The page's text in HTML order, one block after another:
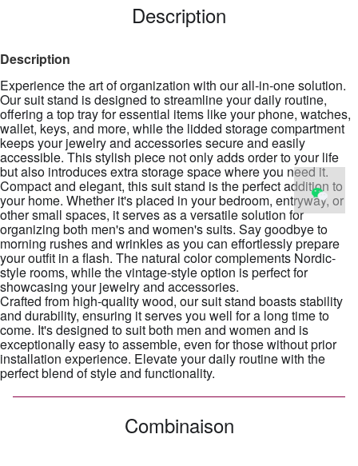
Description
Description
Experience the art of organization with our all-in-one solution.
Our suit stand is designed to streamline your daily routine,
offering a top tray for essential items like your phone, watches,
wallet, keys, and more, while the lidded storage compartment
keeps your jewelry and accessories secure and easily
accessible. This stylish piece not only adds order to your life
but also introduces extra storage space where you need it.
Compact and elegant, this suit stand is the perfect addition to
your home. Whether it's placed in your bedroom, entryway, or
other small spaces, it serves as a versatile solution for
organizing both men's and women's suits. Say goodbye to
morning rushes and wrinkles as you can effortlessly prepare
your outfit in a flash. The natural color complements Nordic-
style rooms, while the vintage-style option is perfect for
showcasing your jewelry and accessories.
Crafted from high-quality wood, our suit stand boasts stability
and durability, ensuring it serves you well for a long time to
come. It's designed to suit both men and women and is
exceptionally easy to assemble, even for those without prior
installation experience. Elevate your daily routine with the
perfect blend of style and functionality.
Combinaison